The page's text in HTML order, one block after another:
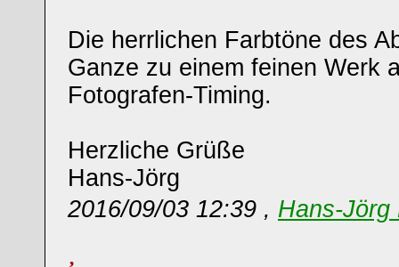
Die herrlichen Farbtöne des
Ganze zu einem feinen Werk
Fotografen-Timing.
Herzliche Grüße
Hans-Jörg
2016/09/03 12:39 , Hans-Jörg